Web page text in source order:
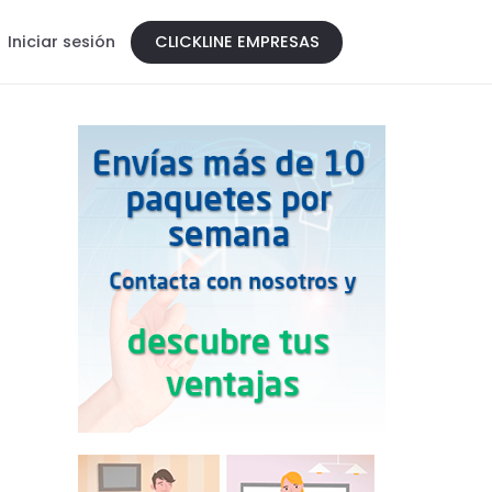
Iniciar sesión CLICKLINE EMPRESAS